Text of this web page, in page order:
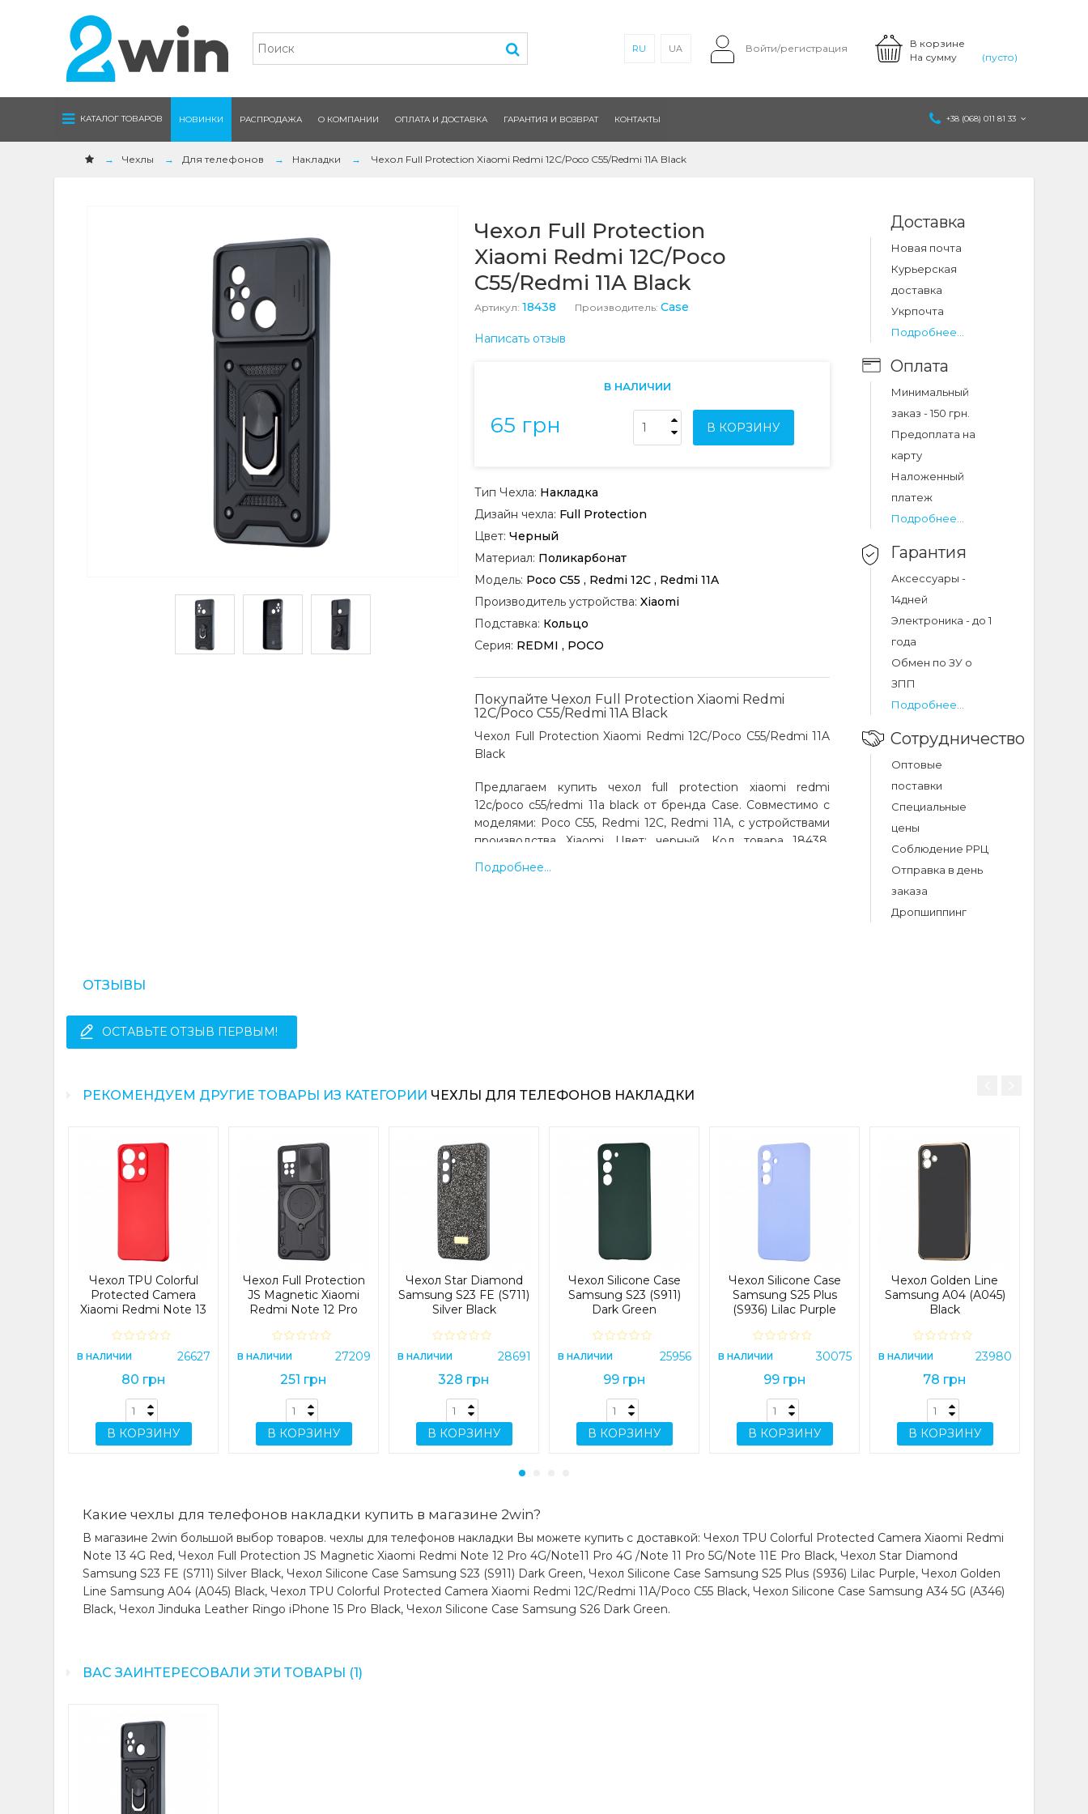
В корзине
На сумму
(пусто)
RU UA Войти/регистрация
КАТАЛОГ ТОВАРОВ НОВИНКИ РАСПРОДАЖА О КОМПАНИИ ОПЛАТА И ДОСТАВКА ГАРАНТИЯ И ВОЗВРАТ КОНТАКТЫ +38 (068) 011 81 33
Чехлы Для телефонов Накладки Чехол Full Protection Xiaomi Redmi 12C/Poco C55/Redmi 11A Black
Чехол Full Protection
Xiaomi Redmi 12C/Poco
C55/Redmi 11A Black
Артикул: 18438 Производитель: Case
Написать отзыв
В НАЛИЧИИ
65 грн В КОРЗИНУ
Тип Чехла: Накладка
Дизайн чехла: Full Protection
Цвет: Черный
Материал: Поликарбонат
Модель: Poco C55 , Redmi 12C , Redmi 11A
Производитель устройства: Xiaomi
Подставка: Кольцо
Серия: REDMI , POCO
Покупайте Чехол Full Protection Xiaomi Redmi
12C/Poco C55/Redmi 11A Black
Чехол Full Protection Xiaomi Redmi 12C/Poco C55/Redmi 11A
Black
Предлагаем купить чехол full protection xiaomi redmi
12c/poco c55/redmi 11a black от бренда Case. Совместимо с
моделями: Poco C55, Redmi 12C, Redmi 11A, с устройствами
производства Xiaomi. Цвет: черный. Код товара 18438.
Выгодная цена и быстрая доставка по Украине.
Подробнее...
Доставка
Новая почта
Курьерская
доставка
Укрпочта
Подробнее...
Оплата
Минимальный
заказ - 150 грн.
Предоплата на
карту
Наложенный
платеж
Подробнее...
Гарантия
Аксессуары -
14дней
Электроника - до 1
года
Обмен по ЗУ о
ЗПП
Подробнее...
Сотрудничество
Оптовые
поставки
Специальные
цены
Соблюдение РРЦ
Отправка в день
заказа
Дропшиппинг
ОТЗЫВЫ
ОСТАВЬТЕ ОТЗЫВ ПЕРВЫМ!
РЕКОМЕНДУЕМ ДРУГИЕ ТОВАРЫ ИЗ КАТЕГОРИИ ЧЕХЛЫ ДЛЯ ТЕЛЕФОНОВ НАКЛАДКИ
Чехол TPU Colorful
Protected Camera
Xiaomi Redmi Note 13
В НАЛИЧИИ 26627
80 грн
В КОРЗИНУ
Чехол Full Protection
JS Magnetic Xiaomi
Redmi Note 12 Pro
/Note 11 Pro 5G/Note
11E Pro Black
В НАЛИЧИИ 27209
251 грн
В КОРЗИНУ
Чехол Star Diamond
Samsung S23 FE (S711)
Silver Black
В НАЛИЧИИ 28691
328 грн
В КОРЗИНУ
Чехол Silicone Case
Samsung S23 (S911)
Dark Green
В НАЛИЧИИ 25956
99 грн
В КОРЗИНУ
Чехол Silicone Case
Samsung S25 Plus
(S936) Lilac Purple
В НАЛИЧИИ 30075
99 грн
В КОРЗИНУ
Чехол Golden Line
Samsung A04 (A045)
Black
В НАЛИЧИИ 23980
78 грн
В КОРЗИНУ
Какие чехлы для телефонов накладки купить в магазине 2win?
В магазине 2win большой выбор товаров. чехлы для телефонов накладки Вы можете купить с доставкой: Чехол TPU Colorful Protected Camera Xiaomi Redmi
Note 13 4G Red, Чехол Full Protection JS Magnetic Xiaomi Redmi Note 12 Pro 4G/Note11 Pro 4G /Note 11 Pro 5G/Note 11E Pro Black, Чехол Star Diamond
Samsung S23 FE (S711) Silver Black, Чехол Silicone Case Samsung S23 (S911) Dark Green, Чехол Silicone Case Samsung S25 Plus (S936) Lilac Purple, Чехол Golden
Line Samsung A04 (A045) Black, Чехол TPU Colorful Protected Camera Xiaomi Redmi 12C/Redmi 11A/Poco C55 Black, Чехол Silicone Case Samsung A34 5G (A346)
Black, Чехол Jinduka Leather Ringo iPhone 15 Pro Black, Чехол Silicone Case Samsung S26 Dark Green.
ВАС ЗАИНТЕРЕСОВАЛИ ЭТИ ТОВАРЫ (1)